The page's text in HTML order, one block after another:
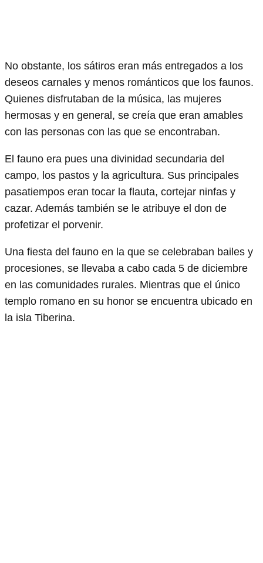
No obstante, los sátiros eran más entregados a los
deseos carnales y menos románticos que los faunos.
Quienes disfrutaban de la música, las mujeres
hermosas y en general, se creía que eran amables
con las personas con las que se encontraban.
El fauno era pues una divinidad secundaria del
campo, los pastos y la agricultura. Sus principales
pasatiempos eran tocar la flauta, cortejar ninfas y
cazar. Además también se le atribuye el don de
profetizar el porvenir.
Una fiesta del fauno en la que se celebraban bailes y
procesiones, se llevaba a cabo cada 5 de diciembre
en las comunidades rurales. Mientras que el único
templo romano en su honor se encuentra ubicado en
la isla Tiberina.